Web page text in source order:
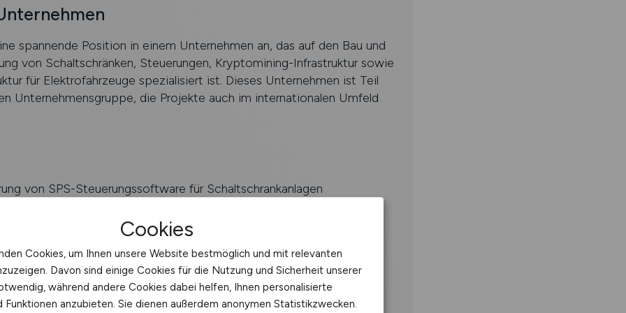
spannende Position in einem Unternehmen an, das auf den Bau und
von Schaltschränken, Steuerungen, Kryptomining-Infrastruktur sowie
für Elektrofahrzeuge spezialisiert ist. Dieses Unternehmen ist Teil
Unternehmensgruppe, die Projekte auch im internationalen Umfeld
von SPS-Steuerungssoftware für Schaltschrankanlagen
Visualisierungslösungen
der Inbetriebnahme und Funktionsprüfungen vor Ort
in der Planung und Projektierung von Schaltanlagen
Cookies
Cookies, um Ihnen unsere Website bestmöglich und mit relevanten
Davon sind einige Cookies für die Nutzung und Sicherheit unserer
während andere Cookies dabei helfen, Ihnen personalisierte
Funktionen anzubieten. Sie dienen außerdem anonymen Statistikzwecken.